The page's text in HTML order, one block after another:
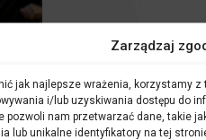
Zarządzaj
jak najlepsze wrażenia, korzystamy
i/lub uzyskiwania dostępu do
pozwoli nam przetwarzać dane, takie
lub unikalne identyfikatory na tej